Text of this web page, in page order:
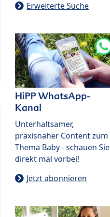
Erweiterte Suche
HiPP WhatsApp-
Kanal
Unterhaltsamer,
praxisnaher Content zum
Thema Baby - schauen Sie
direkt mal vorbei!
Jetzt abonnieren